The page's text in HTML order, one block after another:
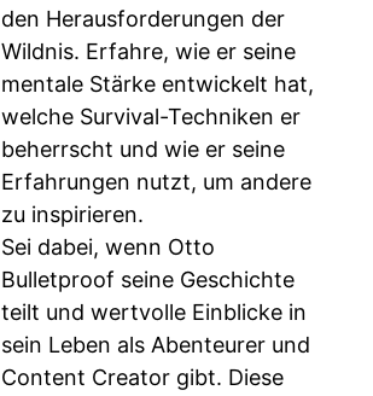
den Herausforderungen der
Wildnis. Erfahre, wie er seine
mentale Stärke entwickelt hat,
welche Survival-Techniken er
beherrscht und wie er seine
Erfahrungen nutzt, um andere
zu inspirieren.
Sei dabei, wenn Otto
Bulletproof seine Geschichte
teilt und wertvolle Einblicke in
sein Leben als Abenteurer und
Content Creator gibt. Diese